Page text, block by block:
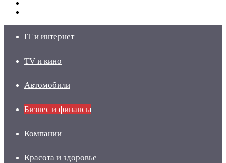
IT и интернет
TV и кино
Автомобили
Бизнес и финансы
Компании
Красота и здоровье